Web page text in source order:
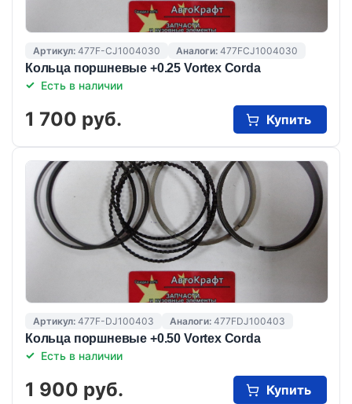
Артикул: 477F-CJ1004030 Аналоги: 477FCJ1004030
Кольца поршневые +0.25 Vortex Corda
Есть в наличии
1 700 руб. Купить
Артикул: 477F-DJ100403 Аналоги: 477FDJ100403
Кольца поршневые +0.50 Vortex Corda
Есть в наличии
1 900 руб. Купить